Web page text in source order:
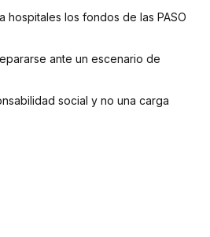
hospitales los fondos de las PASO
ante un escenario de
social y no una carga